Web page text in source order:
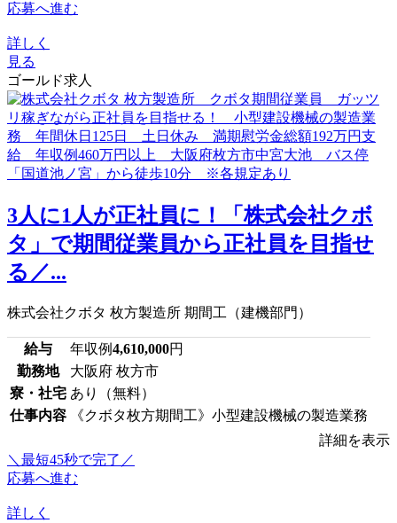
応募へ進む
詳しく
見る
ゴールド求人
3人に1人が正社員に！「株式会社クボ
タ」で期間従業員から正社員を目指せ
る／...
株式会社クボタ 枚方製造所 期間工（建機部門）
給与 年収例4,610,000円
勤務地
大阪府 枚方市
寮・社宅 あり（無料）
仕事内容
《クボタ枚方期間工》小型建設機械の製造業務
詳細を表示
＼最短45秒で完了／
応募へ進む
詳しく